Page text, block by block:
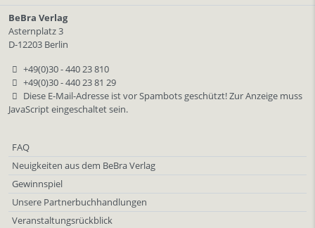
BeBra Verlag
Asternplatz 3
D-12203 Berlin
+49(0)30 - 440 23 810
+49(0)30 - 440 23 81 29
Diese E-Mail-Adresse ist vor Spambots geschützt! Zur Anzeige muss
JavaScript eingeschaltet sein.
FAQ
Neuigkeiten aus dem BeBra Verlag
Gewinnspiel
Unsere Partnerbuchhandlungen
Veranstaltungsrückblick